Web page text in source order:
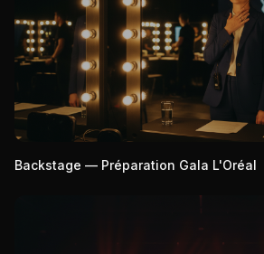
Backstage — Préparation Gala L'Oréal